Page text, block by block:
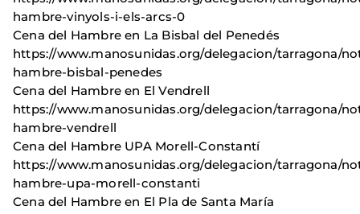
hambre-vinyols-i-els-arcs-0
Cena del Hambre en La Bisbal del Penedés
https://www.manosunidas.org/delegacion/tarragona/
hambre-bisbal-penedes
Cena del Hambre en El Vendrell
https://www.manosunidas.org/delegacion/tarragona/
hambre-vendrell
Cena del Hambre UPA Morell-Constantí
https://www.manosunidas.org/delegacion/tarragona/
hambre-upa-morell-constanti
Cena del Hambre en El Pla de Santa María